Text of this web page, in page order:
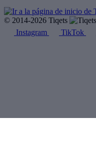
© 2014-2026 Tiqets
Instagram
TikTok